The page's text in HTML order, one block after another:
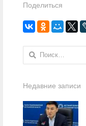
Поделиться
Найти:
Недавние записи